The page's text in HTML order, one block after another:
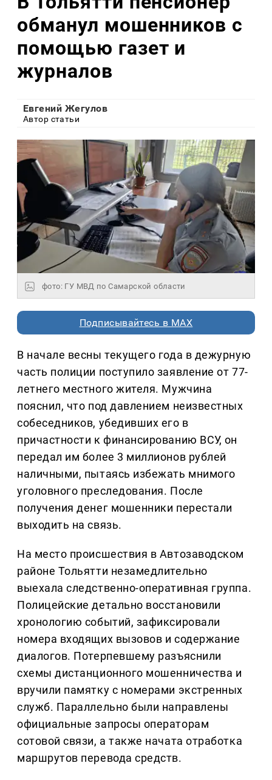
обманул мошенников с
помощью газет и
журналов
Евгений Жегулов
Автор статьи
фото: ГУ МВД по Самарской области
Подписывайтесь в MAX
В начале весны текущего года в дежурную
часть полиции поступило заявление от 77-
летнего местного жителя. Мужчина
пояснил, что под давлением неизвестных
собеседников, убедивших его в
причастности к финансированию ВСУ, он
передал им более 3 миллионов рублей
наличными, пытаясь избежать мнимого
уголовного преследования. После
получения денег мошенники перестали
выходить на связь.
На место происшествия в Автозаводском
районе Тольятти незамедлительно
выехала следственно-оперативная группа.
Полицейские детально восстановили
хронологию событий, зафиксировали
номера входящих вызовов и содержание
диалогов. Потерпевшему разъяснили
схемы дистанционного мошенничества и
вручили памятку с номерами экстренных
служб. Параллельно были направлены
официальные запросы операторам
сотовой связи, а также начата отработка
маршрутов перевода средств.